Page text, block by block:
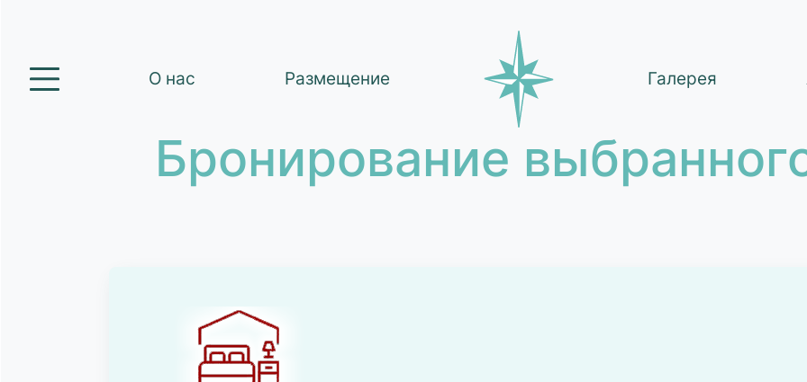
О нас Размещение Галерея
Бронирование